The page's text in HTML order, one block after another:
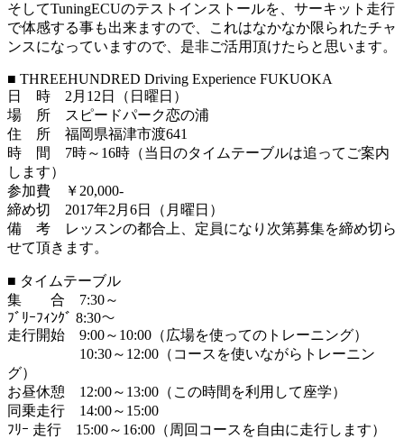
そしてTuningECUのテストインストールを、サーキット走行
で体感する事も出来ますので、これはなかなか限られたチャ
ンスになっていますので、是非ご活用頂けたらと思います。
■ THREEHUNDRED Driving Experience FUKUOKA
日 時 2月12日（日曜日）
場 所 スピードパーク恋の浦
住 所 福岡県福津市渡641
時 間 7時～16時（当日のタイムテーブルは追ってご案内
します）
参加費 ￥20,000-
締め切 2017年2月6日（月曜日）
備 考 レッスンの都合上、定員になり次第募集を締め切ら
せて頂きます。
■ タイムテーブル
集 合 7:30～
ﾌﾞﾘｰﾌｨﾝｸﾞ 8:30～
走行開始 9:00～10:00（広場を使ってのトレーニング）
10:30～12:00（コースを使いながらトレーニン
グ）
お昼休憩 12:00～13:00（この時間を利用して座学）
同乗走行 14:00～15:00
ﾌﾘｰ 走行 15:00～16:00（周回コースを自由に走行します）